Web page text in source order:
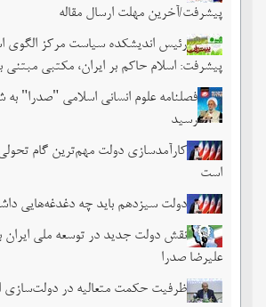
پیشرفت/آخرین مهلت ارسال مقاله
رئیس اندیشکده سیاست مرکز الگوی
پیشرفت: اسلام حاکم بر ایران، مکتبی مبتنی
فصلنامه علوم انسانی اسلامی "صدرا"
رسید
کارآمدسازی دولت مهم‌ترین گام
است
دولت سیزدهم باید چه دغدغه‌هایی
نقش دولت جدید در توسعه ملی ایران
علیرضا صدرا
ظرفیت حکمت متعالیه در دولت‌سازی